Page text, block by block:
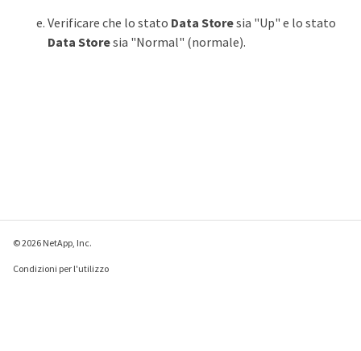
Verificare che lo stato Data Storesia "Up" e lo stato
Data Storesia "Normal" (normale).
© 2026 NetApp, Inc.
Condizioni per l'utilizzo